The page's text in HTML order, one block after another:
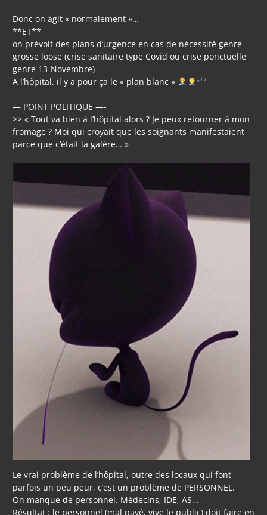
Donc on agit « normalement »…
**ET**
on prévoit des plans d’urgence en cas de nécessité genre
grosse loose (crise sanitaire type Covid ou crise ponctuelle
genre 13-Novembre)
A l’hôpital, il y a pour ça le « plan blanc »
— POINT POLITIQUE —-
>> « Tout va bien à l’hôpital alors ? Je peux retourner à mon
fromage ? Moi qui croyait que les soignants manifestaient
parce que c’était la galère… »
Le vrai problème de l’hôpital, outre des locaux qui font
parfois un peu peur, c’est un problème de PERSONNEL.
On manque de personnel. Médecins, IDE, AS…
Résultat : le personnel (mal payé, vive le public) doit faire en